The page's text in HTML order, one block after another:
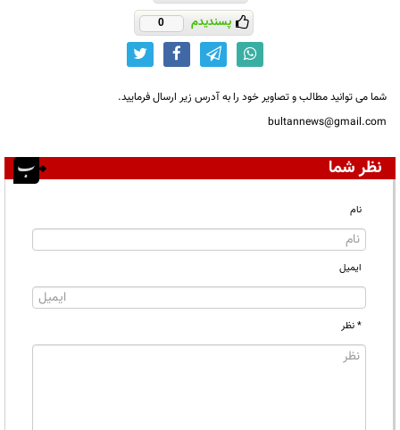
پسندیدم 0
شما می توانید مطالب و تصاویر خود را به آدرس زیر ارسال فرمایید.
bultannews@gmail.com
نظر شما
نام
ایمیل
* نظر